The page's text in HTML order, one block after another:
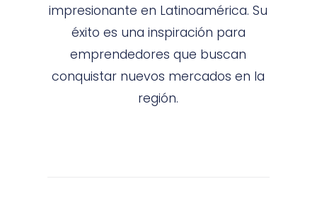
impresionante en Latinoamérica. Su
éxito es una inspiración para
emprendedores que buscan
conquistar nuevos mercados en la
región.